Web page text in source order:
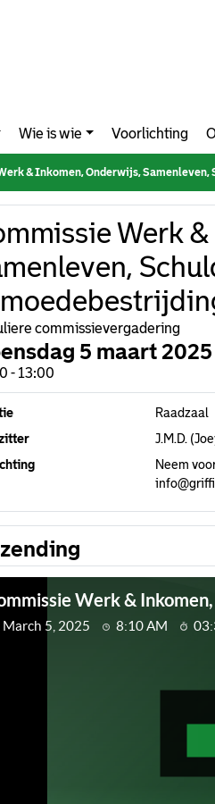
Wie is wie Voorlichting
Onderwijs, Samenleven, Schuldhulpverlening &
Werk
commissievergadering
5 maart 2025
- 13:00
Raadzaal
J.M.D.
Neem